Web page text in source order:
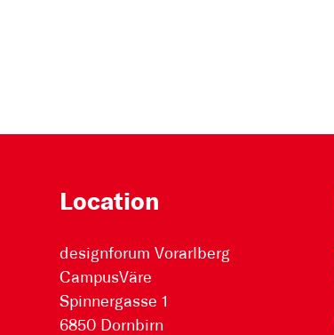
Location
designforum Vorarlberg
CampusVäre
Spinnergasse 1
6850 Dornbirn